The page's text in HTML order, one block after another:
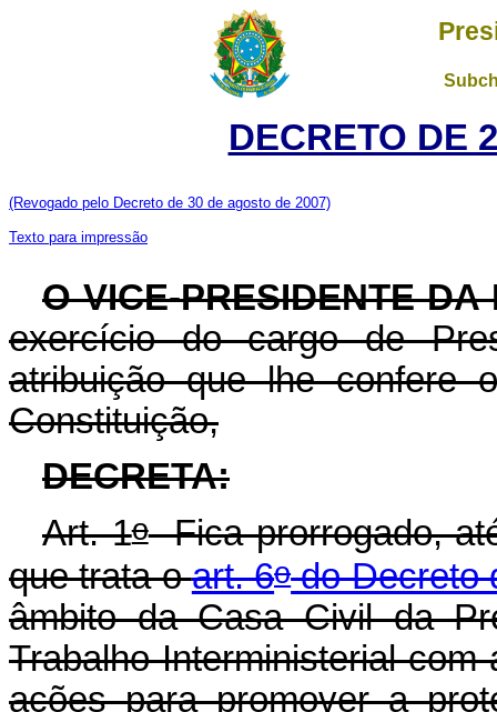
DECRETO DE
(Revogado pelo Decreto de 30 de agosto de 2007)
Texto para impressão
O VICE-PRESIDENTE
exercício do cargo de
atribuição que lhe confere
Constituição,
DECRETA:
Art. 1oFica prorrogado,
que trata oart. 6odo Decreto
âmbito da Casa Civil da
Trabalho Interministerial
ações para promover a